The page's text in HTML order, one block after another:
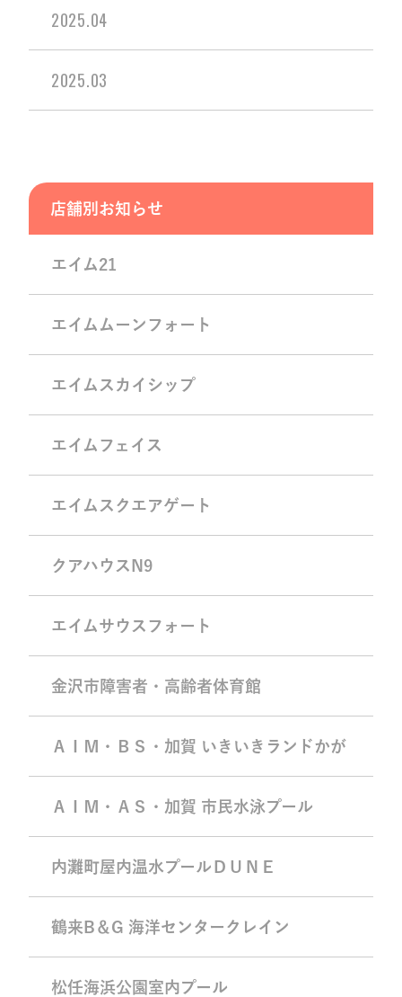
2025.04
2025.03
店舗別お知らせ
エイム21
エイムムーンフォート
エイムスカイシップ
エイムフェイス
エイムスクエアゲート
クアハウスN9
エイムサウスフォート
金沢市障害者・高齢者体育館
ＡＩＭ・ＢＳ・加賀 いきいきランドかが
ＡＩＭ・ＡＳ・加賀 市民水泳プール
内灘町屋内温水プールＤＵＮＥ
鶴来B＆G 海洋センタークレイン
松任海浜公園室内プール